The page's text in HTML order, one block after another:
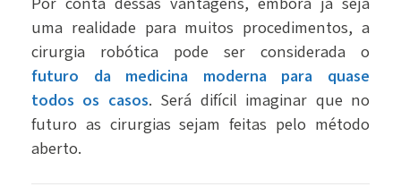
uma realidade para muitos procedimentos, a
cirurgia robótica pode ser considerada o
futuro da medicina moderna para quase
todos os casos. Será difícil imaginar que no
futuro as cirurgias sejam feitas pelo método
aberto.